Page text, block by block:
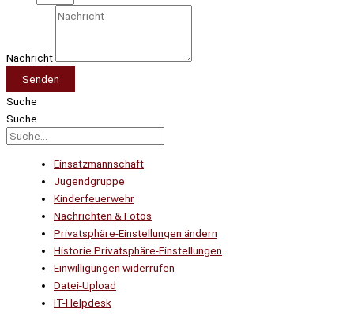
Nachricht
Senden
Suche
Suche
Einsatzmannschaft
Jugendgruppe
Kinderfeuerwehr
Nachrichten & Fotos
Privatsphäre-Einstellungen ändern
Historie Privatsphäre-Einstellungen
Einwilligungen widerrufen
Datei-Upload
IT-Helpdesk